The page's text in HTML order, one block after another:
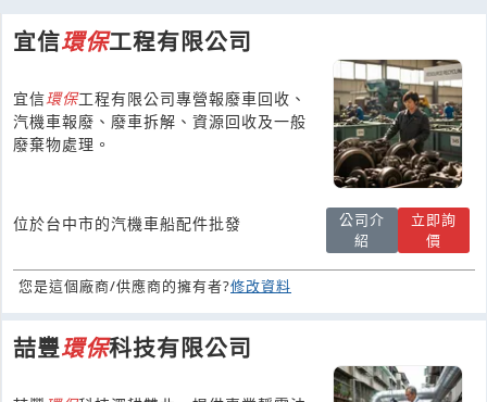
宜信環保工程有限公司
宜信環保工程有限公司專營報廢車回收、
汽機車報廢、廢車拆解、資源回收及一般
廢棄物處理。
位於台中市的汽機車船配件批發
公司介
紹
立即詢
價
您是這個廠商/供應商的擁有者?修改資料
喆豐環保科技有限公司